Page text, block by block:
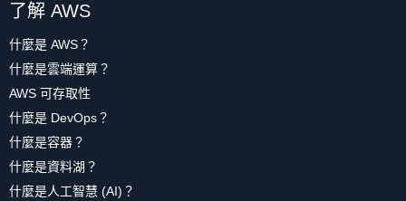
了解 AWS
什麼是 AWS？
什麼是雲端運算？
AWS 可存取性
什麼是 DevOps？
什麼是容器？
什麼是資料湖？
什麼是人工智慧 (AI)？